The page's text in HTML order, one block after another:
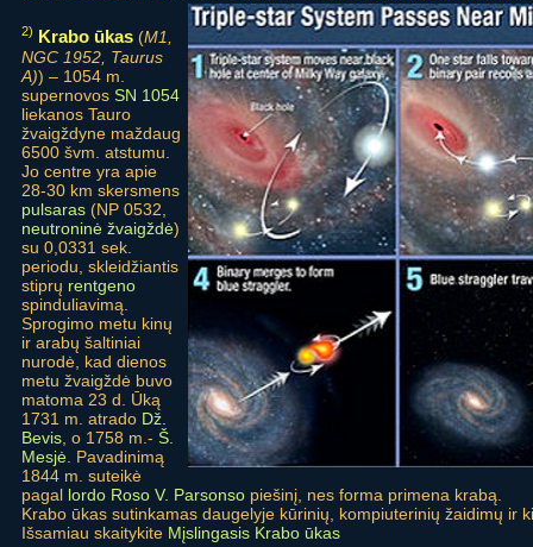
2) Krabo ūkas (M1,
NGC 1952, Taurus
A)) – 1054 m.
supernovos SN 1054
liekanos Tauro
žvaigždyne maždaug
6500 švm. atstumu.
Jo centre yra apie
28-30 km skersmens
pulsaras (NP 0532,
neutroninė žvaigždė)
su 0,0331 sek.
periodu, skleidžiantis
stiprų rentgeno
spinduliavimą.
Sprogimo metu kinų
ir arabų šaltiniai
nurodė, kad dienos
metu žvaigždė buvo
matoma 23 d. Ūką
1731 m. atrado Dž.
Bevis , o 1758 m.- Š.
Mesjė . Pavadinimą
1844 m. suteikė
pagal lordo Roso V. Parsonso piešinį, nes forma primena krabą.
Krabo ūkas sutinkamas daugelyje kūrinių, kompiuterinių žaidimų ir
Išsamiau skaitykite Mįslingasis Krabo ūkas